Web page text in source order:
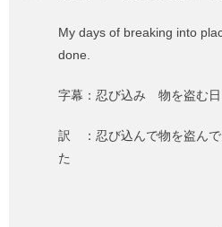
My days of breaking into
done.
字幕：忍び込み 物を盗む日
訳 ：忍び込んで物を盗んで
た